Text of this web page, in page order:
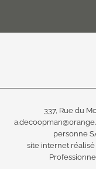
337, Rue du
personne
site internet réalisé